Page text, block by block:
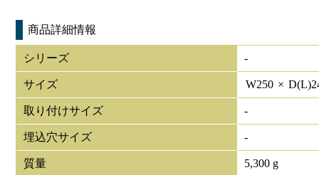
商品詳細情報
シリーズ -
サイズ W250 × D(L)
取り付けサイズ -
埋込穴サイズ -
質量 5,300 g